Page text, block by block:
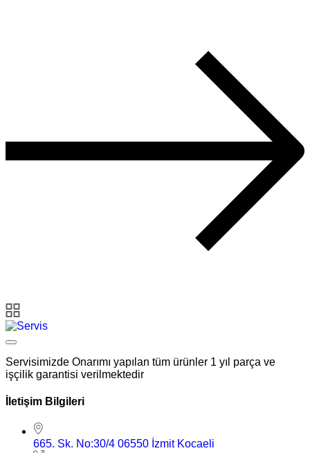
Servisimizde Onarımı yapılan tüm ürünler 1 yıl parça ve
işçilik garantisi verilmektedir
İletişim Bilgileri
665. Sk. No:30/4 06550 İzmit Kocaeli